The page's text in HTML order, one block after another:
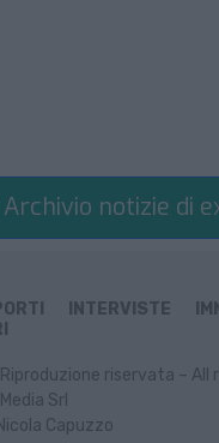
notizie di
INTERVISTE
riservata – All
Srl
Capuzzo